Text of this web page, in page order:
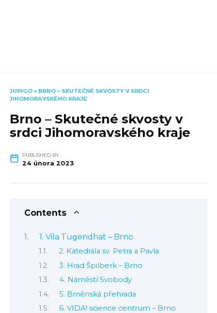
JUPIGO » BRNO – SKUTEČNÉ SKVOSTY V SRDCI
JIHOMORAVSKÉHO KRAJE
Brno – Skutečné skvosty v
srdci Jihomoravského kraje
PUBLISHED BY
24 února 2023
Contents
1. Vila Tugendhat – Brno
2. Katedrála sv. Petra a Pavla
3. Hrad Špilberk – Brno
4. Náměstí Svobody
5. Brněnská přehrada
6. VIDA! science centrum – Brno